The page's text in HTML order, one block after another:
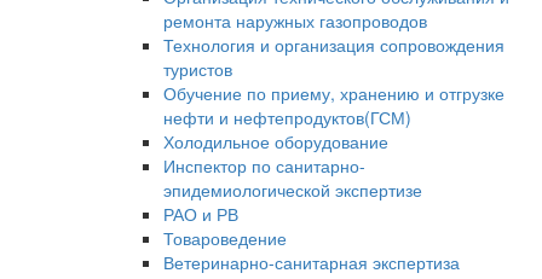
ремонта наружных газопроводов
Технология и организация сопровождения
туристов
Обучение по приему, хранению и отгрузке
нефти и нефтепродуктов(ГСМ)
Холодильное оборудование
Инспектор по санитарно-
эпидемиологической экспертизе
РАО и РВ
Товароведение
Ветеринарно-санитарная экспертиза